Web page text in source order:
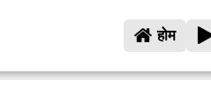
होम